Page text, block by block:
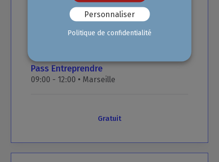
01
Décembre2026
Pass Entreprendre
09:00 - 12:00 • Marseille
Gratuit
Personnaliser
Politique de confidentialité